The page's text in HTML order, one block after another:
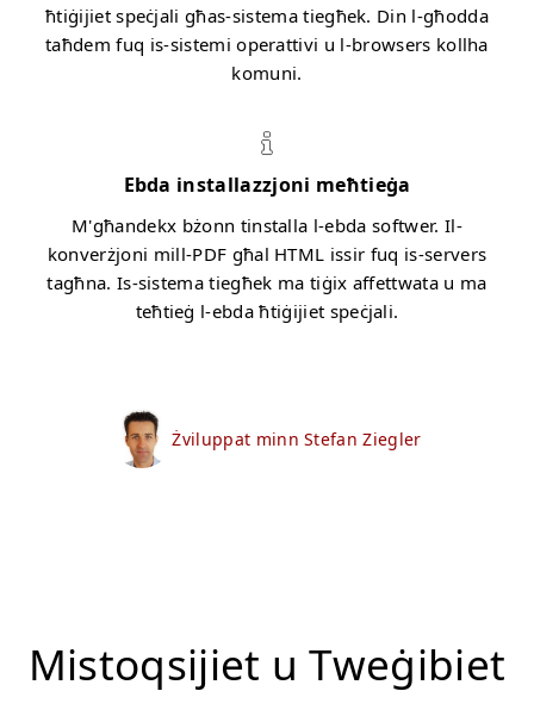
ħtiġijiet speċjali għas-sistema tiegħek. Din l-għodda
taħdem fuq is-sistemi operattivi u l-browsers kollha
komuni.
Ebda installazzjoni meħtieġa
M'għandekx bżonn tinstalla l-ebda softwer. Il-
konverżjoni mill-PDF għal HTML issir fuq is-servers
tagħna. Is-sistema tiegħek ma tiġix affettwata u ma
teħtieġ l-ebda ħtiġijiet speċjali.
Żviluppat minn Stefan Ziegler
Mistoqsijiet u Tweġibiet